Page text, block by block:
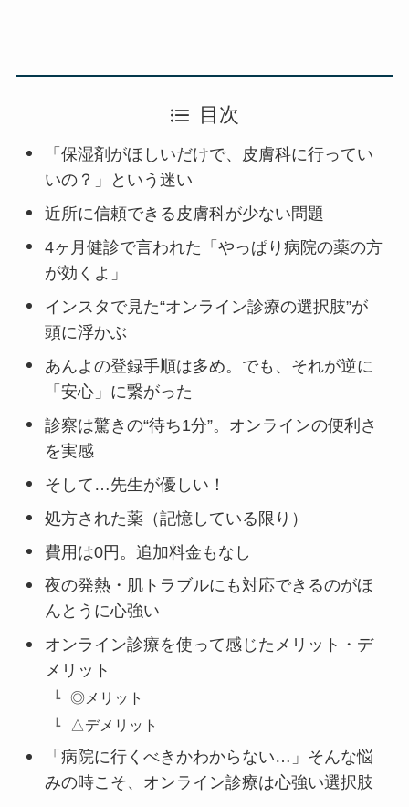
目次
「保湿剤がほしいだけで、皮膚科に行ってい
いの？」という迷い
近所に信頼できる皮膚科が少ない問題
4ヶ月健診で言われた「やっぱり病院の薬の方
が効くよ」
インスタで見た“オンライン診療の選択肢”が
頭に浮かぶ
あんよの登録手順は多め。でも、それが逆に
「安心」に繋がった
診察は驚きの“待ち1分”。オンラインの便利さ
を実感
そして…先生が優しい！
処方された薬（記憶している限り）
費用は0円。追加料金もなし
夜の発熱・肌トラブルにも対応できるのがほ
んとうに心強い
オンライン診療を使って感じたメリット・デ
メリット
◎メリット
△デメリット
「病院に行くべきかわからない…」そんな悩
みの時こそ、オンライン診療は心強い選択肢